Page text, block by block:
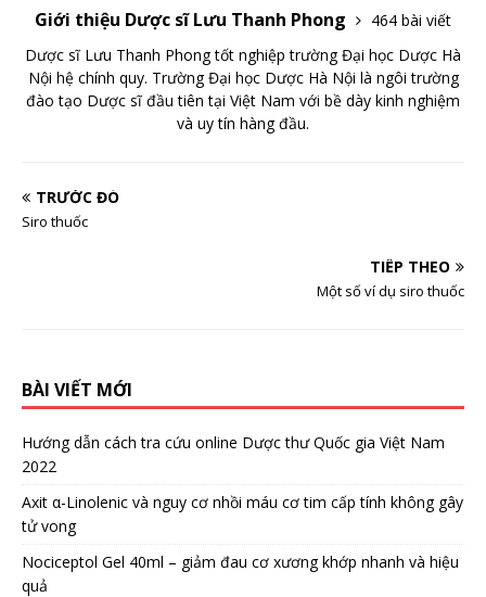
Giới thiệu Dược sĩ Lưu Thanh Phong
464 bài viết
Dược sĩ Lưu Thanh Phong tốt nghiệp trường Đại học Dược Hà
Nội hệ chính quy. Trường Đại học Dược Hà Nội là ngôi trường
đào tạo Dược sĩ đầu tiên tại Việt Nam với bề dày kinh nghiệm
và uy tín hàng đầu.
TRƯỚC ĐÓ
Siro thuốc
TIẾP THEO
Một số ví dụ siro thuốc
BÀI VIẾT MỚI
Hướng dẫn cách tra cứu online Dược thư Quốc gia Việt Nam
2022
Axit α-Linolenic và nguy cơ nhồi máu cơ tim cấp tính không gây
tử vong
Nociceptol Gel 40ml – giảm đau cơ xương khớp nhanh và hiệu
quả